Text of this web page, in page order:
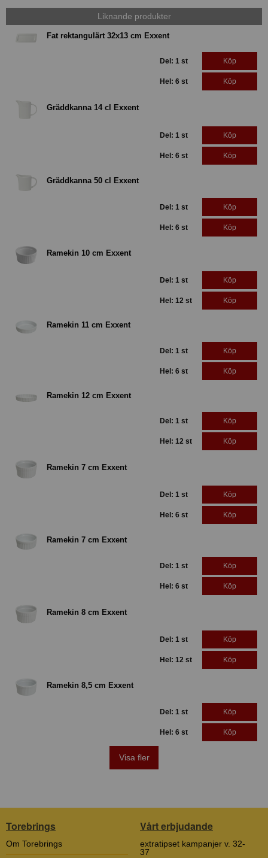
Liknande produkter
Fat rektangulärt 32x13 cm Exxent
Del: 1 st Köp
Hel: 6 st Köp
Gräddkanna 14 cl Exxent
Del: 1 st Köp
Hel: 6 st Köp
Gräddkanna 50 cl Exxent
Del: 1 st Köp
Hel: 6 st Köp
Ramekin 10 cm Exxent
Del: 1 st Köp
Hel: 12 st Köp
Ramekin 11 cm Exxent
Del: 1 st Köp
Hel: 6 st Köp
Ramekin 12 cm Exxent
Del: 1 st Köp
Hel: 12 st Köp
Ramekin 7 cm Exxent
Del: 1 st Köp
Hel: 6 st Köp
Ramekin 7 cm Exxent
Del: 1 st Köp
Hel: 6 st Köp
Ramekin 8 cm Exxent
Del: 1 st Köp
Hel: 12 st Köp
Ramekin 8,5 cm Exxent
Del: 1 st Köp
Hel: 6 st Köp
Visa fler
Torebrings
Om Torebrings
Vårt erbjudande
extratipset kampanjer v. 32-
37